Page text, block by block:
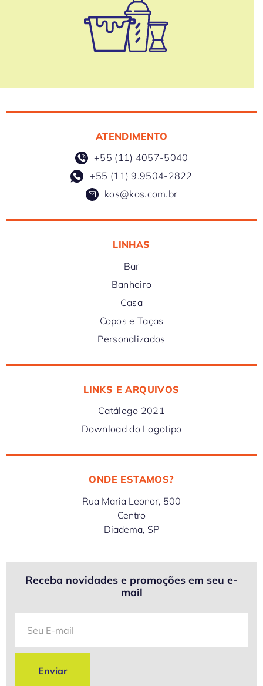
ATENDIMENTO
+55 (11) 4057-5040
+55 (11) 9.9504-2822
kos@kos.com.br
LINHAS
Bar
Banheiro
Casa
Copos e Taças
Personalizados
LINKS E ARQUIVOS
Catálogo 2021
Download do Logotipo
ONDE ESTAMOS?
Rua Maria Leonor, 500
Centro
Diadema, SP
Receba novidades e promoções em seu e-
mail
Enviar